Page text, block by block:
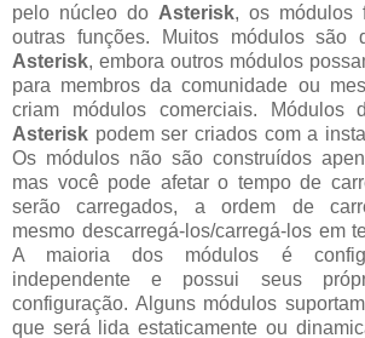
pelo núcleo do Asterisk, os módulos
outras funções. Muitos módulos são
Asterisk, embora outros módulos
para membros da comunidade ou
criam módulos comerciais. Módulos
Asterisk podem ser criados com a
Os módulos não são construídos
mas você pode afetar o tempo de
serão carregados, a ordem de
mesmo descarregá-los/carregá-los em
A maioria dos módulos é
independente e possui seus
configuração. Alguns módulos
que será lida estaticamente ou